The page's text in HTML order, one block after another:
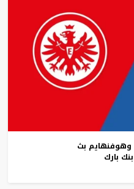
وهوفنهايم بث
بنك بارك